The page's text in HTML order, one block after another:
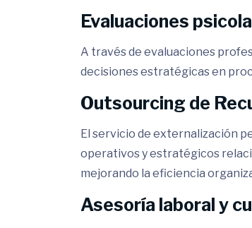
Evaluaciones
A través de evaluaciones
decisiones estratégicas en
Outsourcing de
El servicio de externalización
operativos y estratégicos
mejorando la eficiencia
Asesoría laboral y